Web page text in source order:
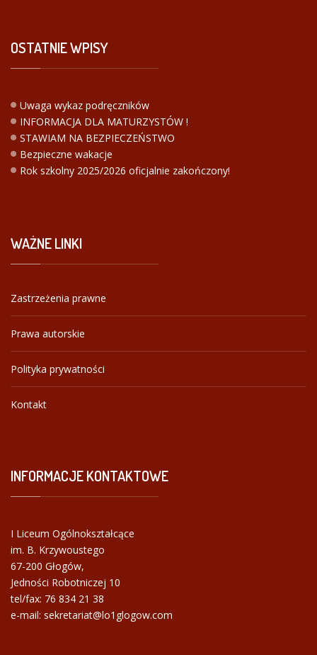
OSTATNIEWPISY
Uwaga wykaz podręczników
INFORMACJA DLA MATURZYSTÓW !
STAWIAM NA BEZPIECZEŃSTWO
Bezpieczne wakacje
Rok szkolny 2025/2026 oficjalnie zakończony!
WAŻNELINKI
Zastrzeżenia prawne
Prawa autorskie
Polityka prywatności
Kontakt
INFORMACJEKONTAKTOWE
I Liceum Ogólnokształcące
im. B. Krzywoustego
67-200 Głogów,
Jedności Robotniczej 10
tel/fax: 76 834 21 38
e-mail: sekretariat@lo1glogow.com